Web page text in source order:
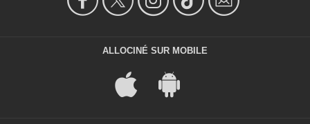
ALLOCINÉ SUR MOBILE